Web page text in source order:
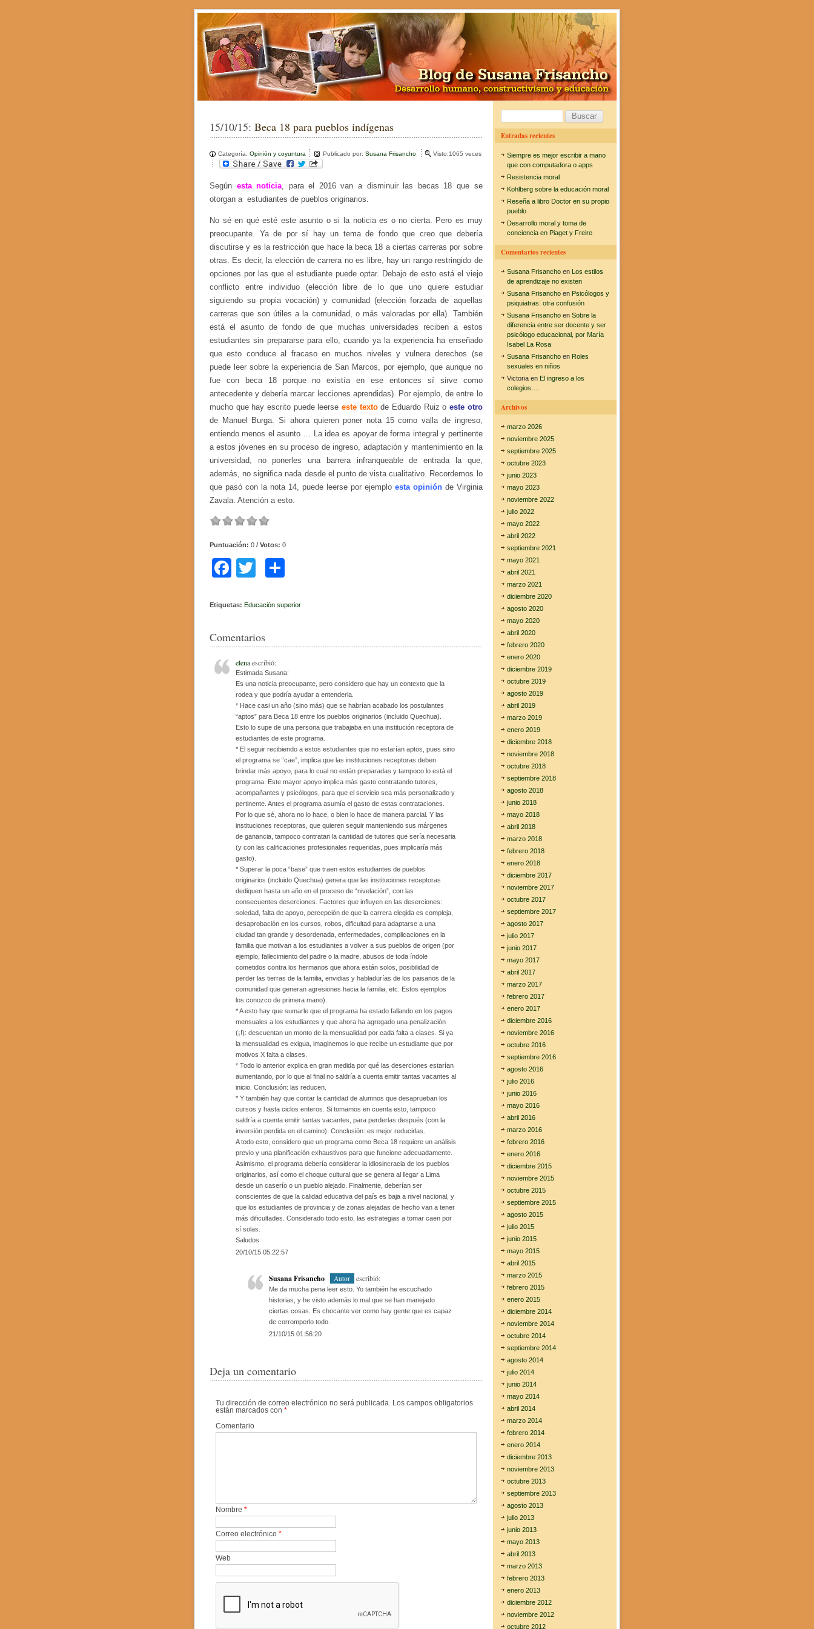
15/10/15: Beca 18 para pueblos indígenas
Categoría: Opinión y coyuntura Publicado por: Susana Frisancho Visto:1065 veces
Según esta noticia, para el 2016 van a disminuir las becas 18 que se
otorgan a estudiantes de pueblos originarios.
No sé en qué esté este asunto o si la noticia es o no cierta. Pero es muy
preocupante. Ya de por sí hay un tema de fondo que creo que debería
discutirse y es la restricción que hace la beca 18 a ciertas carreras por sobre
otras. Es decir, la elección de carrera no es libre, hay un rango restringido de
opciones por las que el estudiante puede optar. Debajo de esto está el viejo
conflicto entre individuo (elección libre de lo que uno quiere estudiar
siguiendo su propia vocación) y comunidad (elección forzada de aquellas
carreras que son útiles a la comunidad, o más valoradas por ella). También
está el asunto de fondo de que muchas universidades reciben a estos
estudiantes sin prepararse para ello, cuando ya la experiencia ha enseñado
que esto conduce al fracaso en muchos niveles y vulnera derechos (se
puede leer sobre la experiencia de San Marcos, por ejemplo, que aunque no
fue con beca 18 porque no existía en ese entonces sí sirve como
antecedente y debería marcar lecciones aprendidas). Por ejemplo, de entre lo
mucho que hay escrito puede leerse este textode Eduardo Ruiz o este otro
de Manuel Burga. Si ahora quieren poner nota 15 como valla de ingreso,
entiendo menos el asunto…. La idea es apoyar de forma integral y pertinente
a estos jóvenes en su proceso de ingreso, adaptación y mantenimiento en la
universidad, no ponerles una barrera infranqueable de entrada la que,
además, no significa nada desde el punto de vista cualitativo. Recordemos lo
que pasó con la nota 14, puede leerse por ejemplo esta opinión de Virginia
Zavala. Atención a esto.
Puntuación: 0 / Votos: 0
F
c
b
o
o
k
tt
m
ar
Etiquetas: Educación superior
Comentarios
elenaescribió:
Estimada Susana:
Es una noticia preocupante, pero considero que hay un contexto que la
rodea y que podría ayudar a entenderla.
* Hace casi un año (sino más) que se habrían acabado los postulantes
“aptos” para Beca 18 entre los pueblos originarios (incluido Quechua).
Esto lo supe de una persona que trabajaba en una institución receptora de
estudiantes de este programa.
* El seguir recibiendo a estos estudiantes que no estarían aptos, pues sino
el programa se “cae”, implica que las instituciones receptoras deben
brindar más apoyo, para lo cual no están preparadas y tampoco lo está el
programa. Este mayor apoyo implica más gasto contratando tutores,
acompañantes y psicólogos, para que el servicio sea más personalizado y
pertinente. Antes el programa asumía el gasto de estas contrataciones.
Por lo que sé, ahora no lo hace, o bien lo hace de manera parcial. Y las
instituciones receptoras, que quieren seguir manteniendo sus márgenes
de ganancia, tampoco contratan la cantidad de tutores que sería necesaria
(y con las calificaciones profesionales requeridas, pues implicaría más
gasto).
* Superar la poca “base” que traen estos estudiantes de pueblos
originarios (incluido Quechua) genera que las instituciones receptoras
dediquen hasta un año en el proceso de “nivelación”, con las
consecuentes deserciones. Factores que influyen en las deserciones:
soledad, falta de apoyo, percepción de que la carrera elegida es compleja,
desaprobación en los cursos, robos, dificultad para adaptarse a una
ciudad tan grande y desordenada, enfermedades, complicaciones en la
familia que motivan a los estudiantes a volver a sus pueblos de origen (por
ejemplo, fallecimiento del padre o la madre, abusos de toda índole
cometidos contra los hermanos que ahora están solos, posibilidad de
perder las tierras de la familia, envidias y habladurías de los paisanos de la
comunidad que generan agresiones hacia la familia, etc. Estos ejemplos
los conozco de primera mano).
* A esto hay que sumarle que el programa ha estado fallando en los pagos
mensuales a los estudiantes y que ahora ha agregado una penalización
(¡!): descuentan un monto de la mensualidad por cada falta a clases. Si ya
la mensualidad es exigua, imaginemos lo que recibe un estudiante que por
motivos X falta a clases.
* Todo lo anterior explica en gran medida por qué las deserciones estarían
aumentando, por lo que al final no saldría a cuenta emitir tantas vacantes al
inicio. Conclusión: las reducen.
* Y también hay que contar la cantidad de alumnos que desaprueban los
cursos y hasta ciclos enteros. Si tomamos en cuenta esto, tampoco
saldría a cuenta emitir tantas vacantes, para perderlas después (con la
inversión perdida en el camino). Conclusión: es mejor reducirlas.
A todo esto, considero que un programa como Beca 18 requiere un análisis
previo y una planificación exhaustivos para que funcione adecuadamente.
Asimismo, el programa debería considerar la idiosincracia de los pueblos
originarios, así como el choque cultural que se genera al llegar a Lima
desde un caserío o un pueblo alejado. Finalmente, deberían ser
conscientes de que la calidad educativa del país es baja a nivel nacional, y
que los estudiantes de provincia y de zonas alejadas de hecho van a tener
más dificultades. Considerado todo esto, las estrategias a tomar caen por
sí solas.
Saludos
20/10/15 05:22:57
Susana Frisancho Autor escribió:
Me da mucha pena leer esto. Yo también he escuchado
historias, y he visto además lo mal que se han manejado
ciertas cosas. Es chocante ver como hay gente que es capaz
de corromperlo todo.
21/10/15 01:56:20
Deja un comentario
Tu dirección de correo electrónico no será publicada. Los campos obligatorios
están marcados con *
Comentario
Nombre *
Correo electrónico *
Web
u
a
Entradas recientes
Siempre es mejor escribir a mano
que con computadora o apps
Resistencia moral
Kohlberg sobre la educación moral
Reseña a libro Doctor en su propio
pueblo
Desarrollo moral y toma de
conciencia en Piaget y Freire
Comentarios recientes
Susana Frisanchoen Los estilos
de aprendizaje no existen
Susana Frisanchoen Psicólogos y
psiquiatras: otra confusión
Susana Frisanchoen Sobre la
diferencia entre ser docente y ser
psicólogo educacional, por María
Isabel La Rosa
Susana Frisanchoen Roles
sexuales en niños
Victoriaen El ingreso a los
colegios….
Archivos
marzo 2026
noviembre 2025
septiembre 2025
octubre 2023
junio 2023
mayo 2023
noviembre 2022
julio 2022
mayo 2022
abril 2022
septiembre 2021
mayo 2021
abril 2021
marzo 2021
diciembre 2020
agosto 2020
mayo 2020
abril 2020
febrero 2020
enero 2020
diciembre 2019
octubre 2019
agosto 2019
abril 2019
marzo 2019
enero 2019
diciembre 2018
noviembre 2018
octubre 2018
septiembre 2018
agosto 2018
junio 2018
mayo 2018
abril 2018
marzo 2018
febrero 2018
enero 2018
diciembre 2017
noviembre 2017
octubre 2017
septiembre 2017
agosto 2017
julio 2017
junio 2017
mayo 2017
abril 2017
marzo 2017
febrero 2017
enero 2017
diciembre 2016
noviembre 2016
octubre 2016
septiembre 2016
agosto 2016
julio 2016
junio 2016
mayo 2016
abril 2016
marzo 2016
febrero 2016
enero 2016
diciembre 2015
noviembre 2015
octubre 2015
septiembre 2015
agosto 2015
julio 2015
junio 2015
mayo 2015
abril 2015
marzo 2015
febrero 2015
enero 2015
diciembre 2014
noviembre 2014
octubre 2014
septiembre 2014
agosto 2014
julio 2014
junio 2014
mayo 2014
abril 2014
marzo 2014
febrero 2014
enero 2014
diciembre 2013
noviembre 2013
octubre 2013
septiembre 2013
agosto 2013
julio 2013
junio 2013
mayo 2013
abril 2013
marzo 2013
febrero 2013
enero 2013
diciembre 2012
noviembre 2012
octubre 2012